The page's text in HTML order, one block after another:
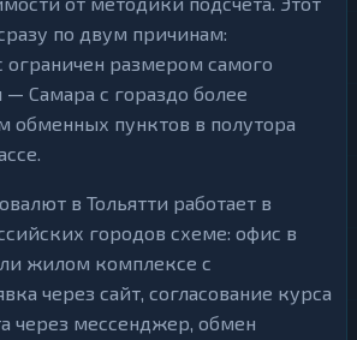
по двум причинам:
ограничен размером самого
— Самара с гораздо более
пунктов в полутора
в Тольятти работает в
городов схеме: офис в
жилом комплексе с
через сайт, согласование курса
через мессенджер, обмен